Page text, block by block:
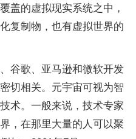
盖的虚拟现实系统之中，
复制物，也有虚拟世界的
谷歌、亚马逊和微软开发
切相关。元宇宙可视为智
术。一般来说，技术专家
，在那里大量的人可以聚